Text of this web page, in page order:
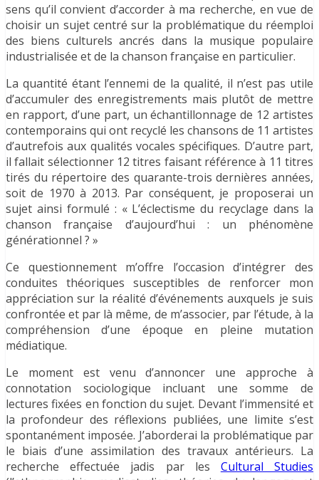
sens qu’il convient d’accorder à ma recherche, en vue de
choisir un sujet centré sur la problématique du réemploi
des biens culturels ancrés dans la musique populaire
industrialisée et de la chanson française en particulier.
La quantité étant l’ennemi de la qualité, il n’est pas utile
d’accumuler des enregistrements mais plutôt de mettre
en rapport, d’une part, un échantillonnage de 12 artistes
contemporains qui ont recyclé les chansons de 11 artistes
d’autrefois aux qualités vocales spécifiques. D’autre part,
il fallait sélectionner 12 titres faisant référence à 11 titres
tirés du répertoire des quarante-trois dernières années,
soit de 1970 à 2013. Par conséquent, je proposerai un
sujet ainsi formulé : « L’éclectisme du recyclage dans la
chanson française d’aujourd’hui : un phénomène
générationnel ? »
Ce questionnement m’offre l’occasion d’intégrer des
conduites théoriques susceptibles de renforcer mon
appréciation sur la réalité d’événements auxquels je suis
confrontée et par là même, de m’associer, par l’étude, à la
compréhension d’une époque en pleine mutation
médiatique.
Le moment est venu d’annoncer une approche à
connotation sociologique incluant une somme de
lectures fixées en fonction du sujet. Devant l’immensité et
la profondeur des réflexions publiées, une limite s’est
spontanément imposée. J’aborderai la problématique par
le biais d’une assimilation des travaux antérieurs. La
recherche effectuée jadis par les Cultural Studies